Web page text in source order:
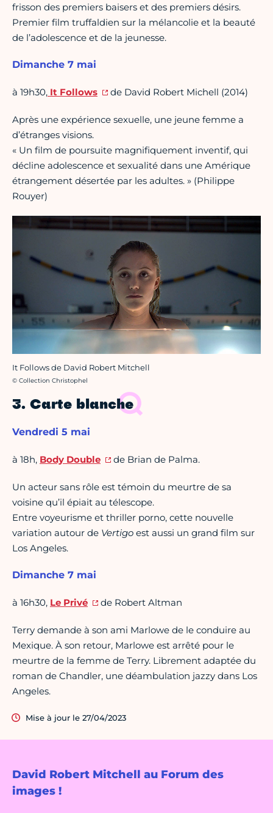
David Robert Mitchell au Forum des
images !
frisson des premiers baisers et des premiers désirs.
Premier film truffaldien sur la mélancolie et la beauté
de l’adolescence et de la jeunesse.
Dimanche 7 mai
à 19h30, It Follows de David Robert Michell (2014)
Après une expérience sexuelle, une jeune femme a
d’étranges visions.
« Un film de poursuite magnifiquement inventif, qui
décline adolescence et sexualité dans une Amérique
étrangement désertée par les adultes. » (Philippe
Rouyer)
It Follows de David Robert Mitchell
Crédit photo :
© Collection Christophel
3. Carte blanche
Vendredi 5 mai
à 18h, Body Double de Brian de Palma.
Un acteur sans rôle est témoin du meurtre de sa
voisine qu’il épiait au télescope.
Entre voyeurisme et thriller porno, cette nouvelle
variation autour de Vertigo est aussi un grand film sur
Los Angeles.
Dimanche 7 mai
à 16h30, Le Privé de Robert Altman
Terry demande à son ami Marlowe de le conduire au
Mexique. À son retour, Marlowe est arrêté pour le
meurtre de la femme de Terry. Librement adaptée du
roman de Chandler, une déambulation jazzy dans Los
Angeles.
Mise à jour le 27/04/2023